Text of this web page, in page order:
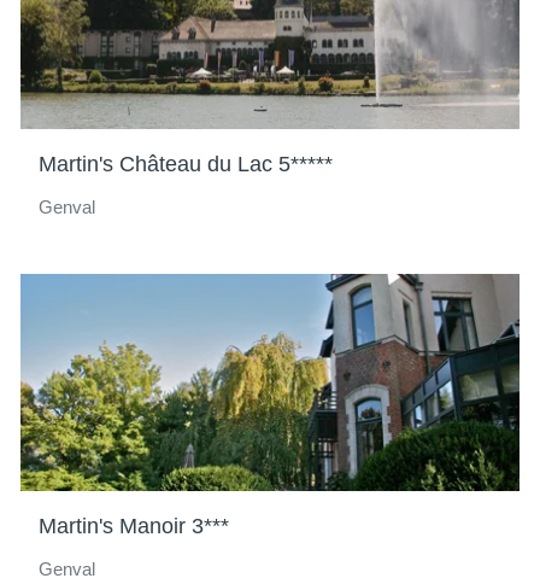
Martin's Château du Lac 5*****
Genval
Martin's Manoir 3***
Genval